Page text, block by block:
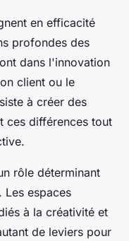
en efficacité
profondes des
dans l'innovation
client ou le
à créer des
ces différences tout
rôle déterminant
Les espaces
à la créativité et
de leviers pour